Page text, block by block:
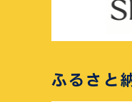
ふるさと